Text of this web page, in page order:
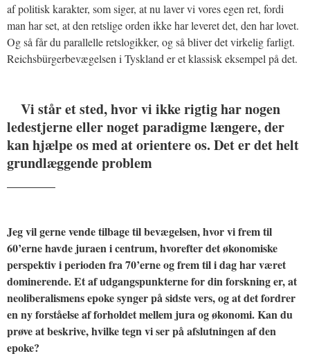
af politisk karakter, som siger, at nu laver vi vores egen ret, fordi
man har set, at den retslige orden ikke har leveret det, den har lovet.
Og så får du parallelle retslogikker, og så bliver det virkelig farligt.
Reichsbürgerbevægelsen i Tyskland er et klassisk eksempel på det.
Vi står et sted, hvor vi ikke rigtig har nogen
ledestjerne eller noget paradigme længere, der
kan hjælpe os med at orientere os. Det er det helt
grundlæggende problem
Jeg vil gerne vende tilbage til bevægelsen, hvor vi frem til
60’erne havde juraen i centrum, hvorefter det økonomiske
perspektiv i perioden fra 70’erne og frem til i dag har været
dominerende. Et af udgangspunkterne for din forskning er, at
neoliberalismens epoke synger på sidste vers, og at det fordrer
en ny forståelse af forholdet mellem jura og økonomi. Kan du
prøve at beskrive, hvilke tegn vi ser på afslutningen af den
epoke?